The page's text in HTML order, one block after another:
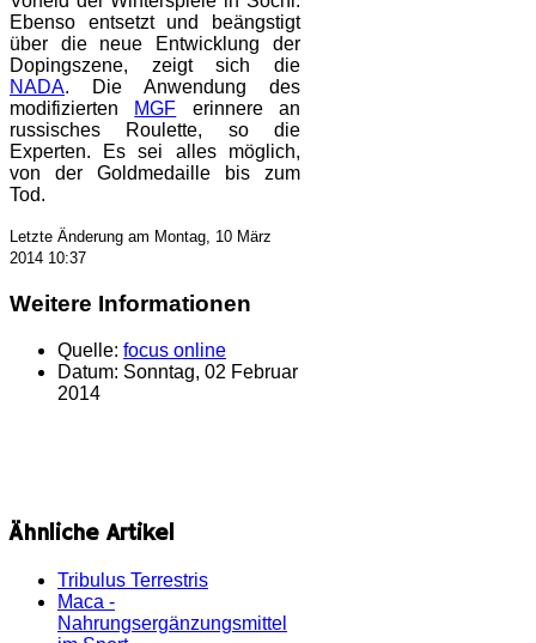
Ebenso entsetzt und beängstigt
über die neue Entwicklung der
Dopingszene, zeigt sich die
NADA. Die Anwendung des
modifizierten
MGF erinnere an
russisches Roulette, so die
Experten. Es sei alles möglich,
von der Goldmedaille bis zum
Tod.
Letzte Änderung am Montag, 10 März
2014 10:37
Weitere Informationen
Quelle: focus online
Datum: Sonntag, 02 Februar
2014
Ähnliche Artikel
Tribulus Terrestris
Maca -
Nahrungsergänzungsmittel